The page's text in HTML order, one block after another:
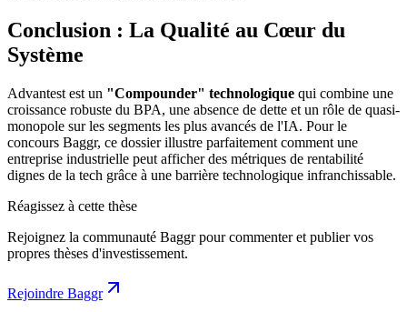
Conclusion : La Qualité au Cœur du
Système
Advantest est un "Compounder" technologique qui combine une
croissance robuste du BPA, une absence de dette et un rôle de quasi-
monopole sur les segments les plus avancés de l'IA. Pour le
concours Baggr, ce dossier illustre parfaitement comment une
entreprise industrielle peut afficher des métriques de rentabilité
dignes de la tech grâce à une barrière technologique infranchissable.
Réagissez à cette thèse
Rejoignez la communauté Baggr pour commenter et publier vos
propres thèses d'investissement.
Rejoindre Baggr